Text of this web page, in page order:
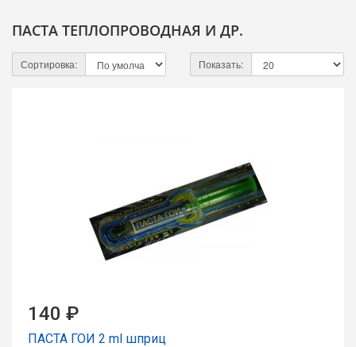
ПАСТА ТЕПЛОПРОВОДНАЯ И ДР.
Сортировка: Показать:
140 ₽
ПАСТА ГОИ 2 ml шприц